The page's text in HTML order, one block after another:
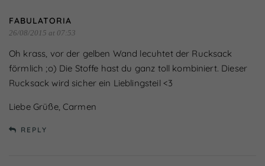
FABULATORIA
26/08/2015 at 07:53
Oh krass, vor der gelben Wand lecuhtet der Rucksack
förmlich ;o) Die Stoffe hast du ganz toll kombiniert. Dieser
Rucksack wird sicher ein Lieblingsteil <3
Liebe Grüße, Carmen
REPLY